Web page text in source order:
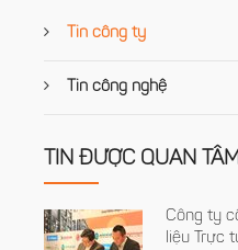
Tin công ty
Tin công nghệ
TIN ĐƯỢC QUAN
Công ty
liệu Trực